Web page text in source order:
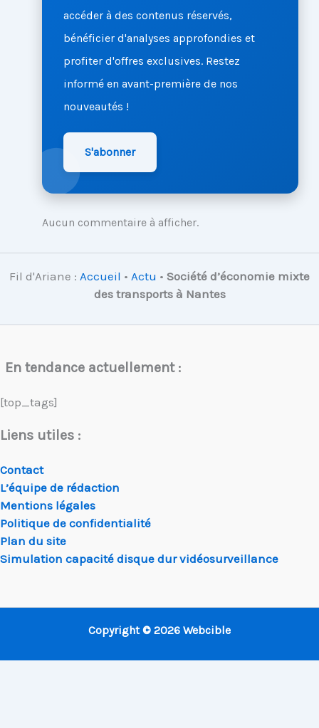
accéder à des contenus réservés,
bénéficier d'analyses approfondies et
profiter d'offres exclusives. Restez
informé en avant-première de nos
nouveautés !
S'abonner
Aucun commentaire à afficher.
Fil d'Ariane : Accueil • Actu • Société d’économie mixte
des transports à Nantes
En tendance actuellement :
[top_tags]
Liens utiles :
Contact
L’équipe de rédaction
Mentions légales
Politique de confidentialité
Plan du site
Simulation capacité disque dur vidéosurveillance
Copyright © 2026 Webcible